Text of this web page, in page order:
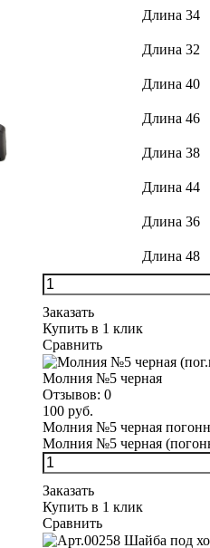
Длина 34
Длина 32
Длина 40
Длина 46
Длина 38
Длина 44
Длина 36
Длина 48
Заказать
Купить в 1 клик
Сравнить
Молния №5 черная
Отзывов: 0
100 руб.
Молния №5 черная
Молния №5 черная
Заказать
Купить в 1 клик
Сравнить